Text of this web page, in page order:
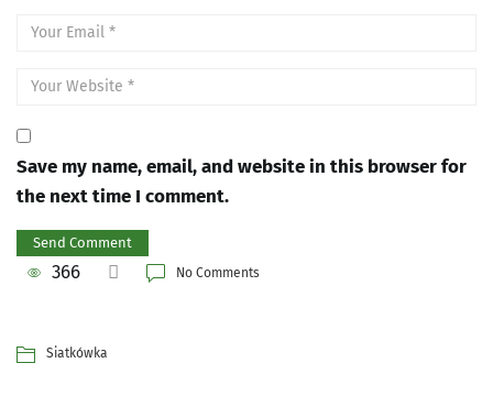
Save my name, email, and website in this browser for
the next time I comment.
366 No Comments
Siatkówka